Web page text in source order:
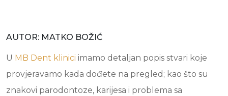
AUTOR: MATKO BOŽIĆ
U MB Dent klinici imamo detaljan popis stvari koje
provjeravamo kada dođete na pregled; kao što su
znakovi parodontoze, karijesa i problema sa